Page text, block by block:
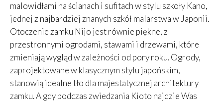
malowidłami na ścianach i sufitach w stylu szkoły Kano,
jednej z najbardziej znanych szkół malarstwa w Japonii.
Otoczenie zamku Nijo jest równie piękne, z
przestronnymi ogrodami, stawami i drzewami, które
zmieniają wygląd w zależności od pory roku. Ogrody,
zaprojektowane w klasycznym stylu japońskim,
stanowią idealne tło dla majestatycznej architektury
zamku. A gdy podczas zwiedzania Kioto najdzie Was